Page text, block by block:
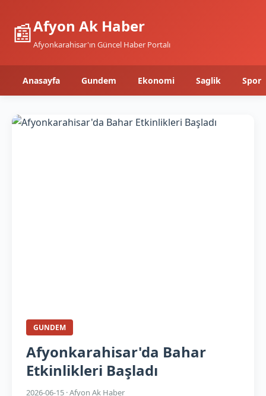
📰Afyon Ak Haber
Afyonkarahisar'ın Güncel Haber Portalı
Anasayfa Gundem Ekonomi Saglik Spor
GUNDEM
Afyonkarahisar'da Bahar
Etkinlikleri Başladı
2026-06-15 · Afyon Ak Haber